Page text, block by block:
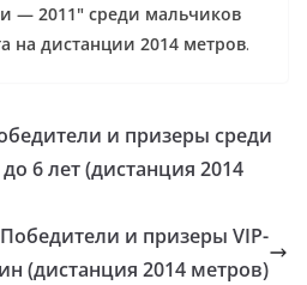
— 2011" среди мальчиков
на дистанции 2014 метров.
и призеры среди
6 лет (дистанция 2014
и призеры VIP-
(дистанция 2014 метров)